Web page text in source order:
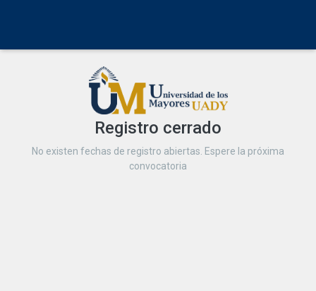
Registro cerrado
No existen fechas de registro abiertas. Espere la próxima
convocatoria